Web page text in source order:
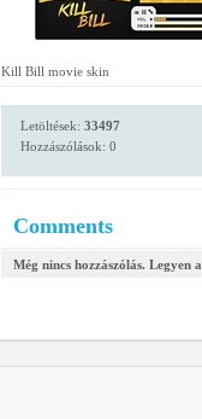
Kill Bill movie skin
Letöltések: 33497
Hozzászólások: 0
Comments
Még nincs hozzászólás. Legyen